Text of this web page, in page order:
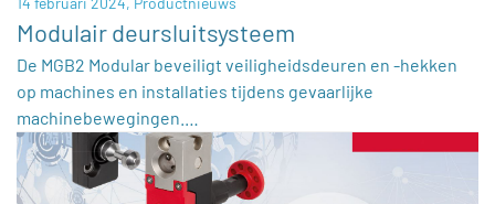
Modulair deursluitsysteem
De MGB2 Modular beveiligt veiligheidsdeuren en -hekken
op machines en installaties tijdens gevaarlijke
machinebewegingen.…